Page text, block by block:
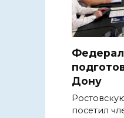
Дону
посетил